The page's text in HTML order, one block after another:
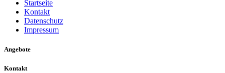
Startseite
Kontakt
Datenschutz
Impressum
Angebote
Kontakt